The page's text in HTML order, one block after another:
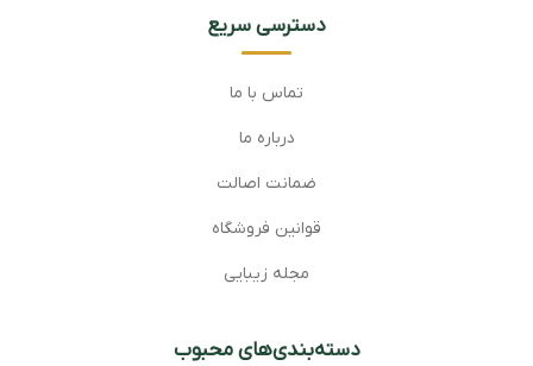
دسترسی سریع
تماس با ما
درباره ما
ضمانت اصالت
قوانین فروشگاه
مجله زیبایی
دسته‌بندی‌های محبوب